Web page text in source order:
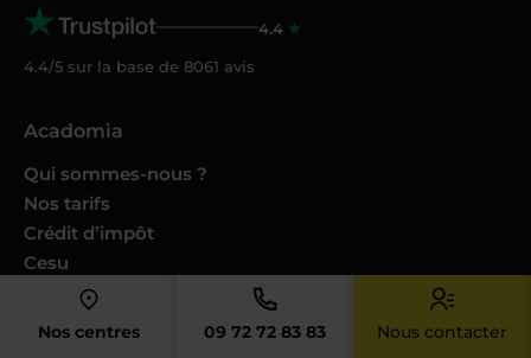
Nos centres 09 72 72 83 83 Nous contacter
4.4
4.4/5 sur la base de 8061 avis
Acadomia
Qui sommes-nous ?
Nos tarifs
Crédit d’impôt
Cesu
Nos conseils et guides
Nos Podcasts Ambition Sup